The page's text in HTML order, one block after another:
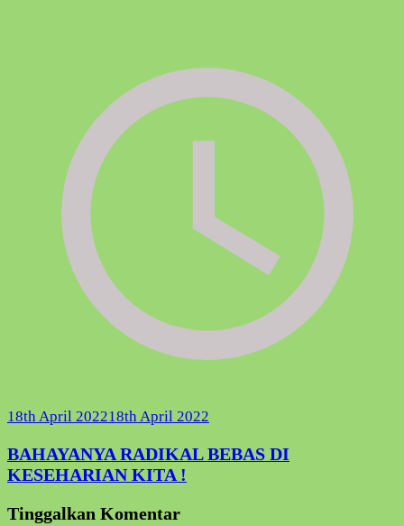
18th April 202218th April 2022
BAHAYANYA RADIKAL BEBAS DI
KESEHARIAN KITA !
Tinggalkan Komentar